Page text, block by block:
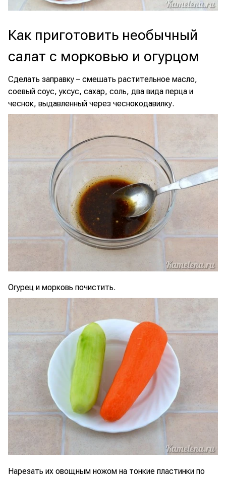
Как приготовить необычный
салат с морковью и огурцом
Сделать заправку – смешать растительное масло,
соевый соус, уксус, сахар, соль, два вида перца и
чеснок, выдавленный через чеснокодавилку.
Огурец и морковь почистить.
Нарезать их овощным ножом на тонкие пластинки по